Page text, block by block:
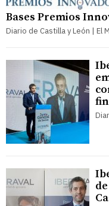
Bases Premios
Diario de Castilla y León | El